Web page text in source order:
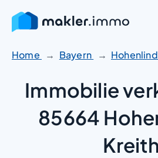
Zum
Inhalt
springen
Home Bayern
Immobilie
85664
Kreith